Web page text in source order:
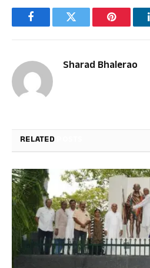
FacebookTwitter Pinterest
Sharad Bhalerao
RELATED